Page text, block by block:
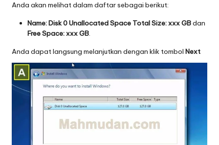
Anda akan melihat dalam daftar sebagai berikut:
Name: Disk 0 Unallocated Space Total Size: xxx GBdan
Free Space: xxx GB.
Anda dapat langsung melanjutkan dengan klik tombol Next